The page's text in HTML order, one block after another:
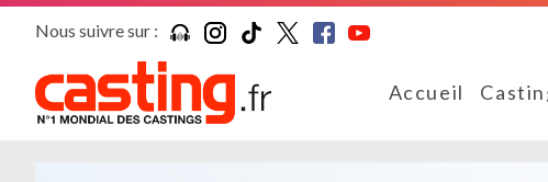
Nous suivre sur :
Accueil